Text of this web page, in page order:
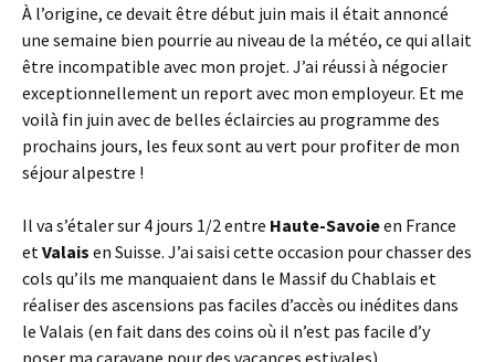
À l’origine, ce devait être début juin mais il était annoncé
une semaine bien pourrie au niveau de la météo, ce qui allait
être incompatible avec mon projet. J’ai réussi à négocier
exceptionnellement un report avec mon employeur. Et me
voilà fin juin avec de belles éclaircies au programme des
prochains jours, les feux sont au vert pour profiter de mon
séjour alpestre !
Il va s’étaler sur 4 jours 1/2 entre Haute-Savoieen France
etValais en Suisse. J’ai saisi cette occasion pour chasser des
cols qu’ils me manquaient dans le Massif du Chablais et
réaliser des ascensions pas faciles d’accès ou inédites dans
le Valais (en fait dans des coins où il n’est pas facile d’y